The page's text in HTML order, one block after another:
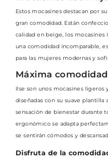
Estos mocasines destacan por
gran comodidad. Están
calidad en beige, los
una comodidad incomparable,
para las mujeres modernas y
Máxima
Ilse son unos mocasines ligeros
diseñadas con su suave plantilla
sensación de bienestar durante
ergonómico se adapta
se sentirán cómodos y
Disfruta de la